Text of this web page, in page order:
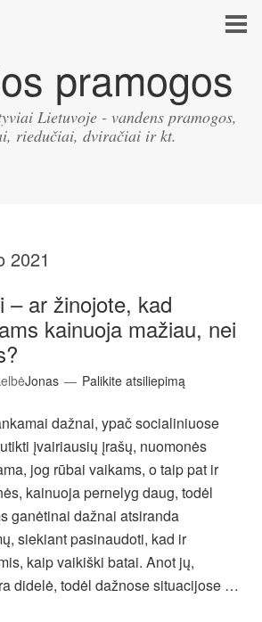
pramogos
Lietuvoje - vandens pramogos,
riedučiai, dviračiai ir kt.
2021
– ar žinojote, kad
kainuoja mažiau, nei
Jonas Palikite atsiliepimą
dažnai, ypač socialiniuose
įvairiausių įrašų, nuomonės
jog rūbai vaikams, o taip pat ir
kainuoja pernelyg daug, todėl
ganėtinai dažnai atsiranda
siekiant pasinaudoti, kad ir
kaip vaikiški batai. Anot jų,
didelė, todėl dažnose situacijose …